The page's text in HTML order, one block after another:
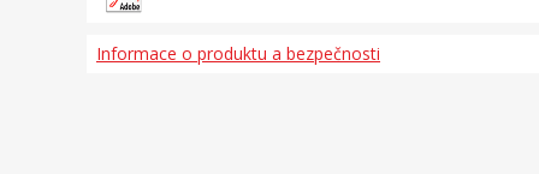
Informace o produktu a bezpečnosti